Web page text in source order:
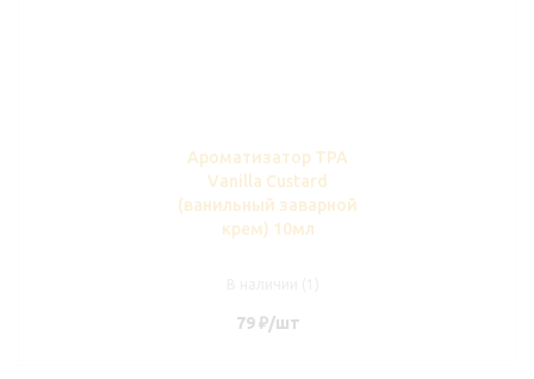
Ароматизатор TPA
Vanilla Custard
(ванильный заварной
крем) 10мл
79₽/шт